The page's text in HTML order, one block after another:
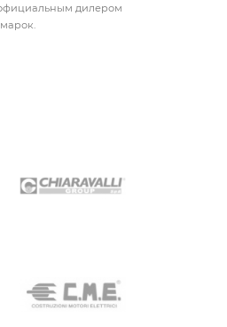
дилером